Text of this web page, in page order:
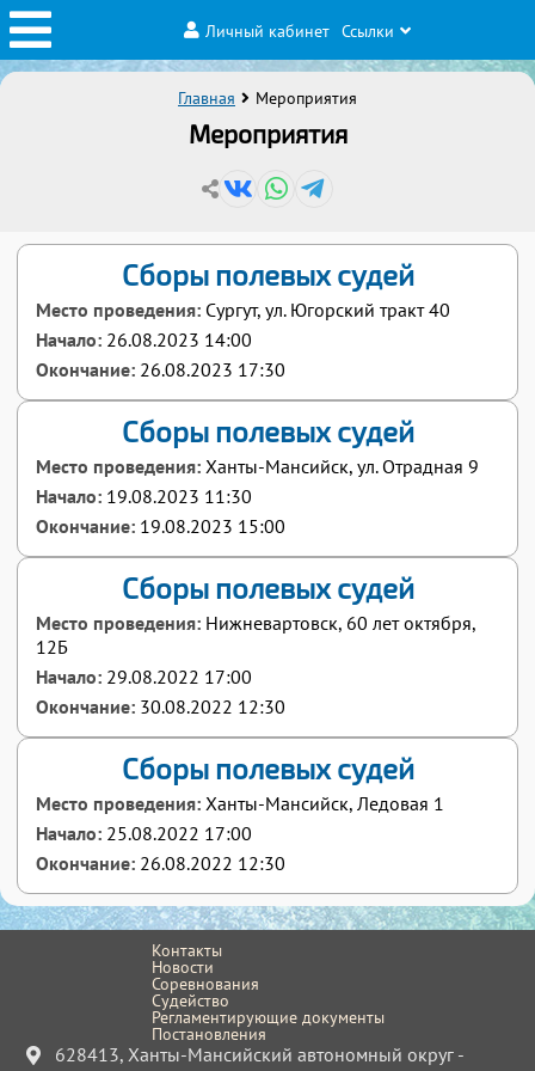
Личный кабинет Ссылки
Главная Мероприятия
Мероприятия
Сборы полевых судей
Место проведения: Сургут, ул. Югорский тракт 40
Начало: 26.08.2023 14:00
Окончание: 26.08.2023 17:30
Сборы полевых судей
Место проведения: Ханты-Мансийск, ул. Отрадная 9
Начало: 19.08.2023 11:30
Окончание: 19.08.2023 15:00
Сборы полевых судей
Место проведения: Нижневартовск, 60 лет октября,
12Б
Начало: 29.08.2022 17:00
Окончание: 30.08.2022 12:30
Сборы полевых судей
Место проведения: Ханты-Мансийск, Ледовая 1
Начало: 25.08.2022 17:00
Окончание: 26.08.2022 12:30
Контакты
Новости
Соревнования
Судейство
Регламентирующие документы
Постановления
628413, Ханты-Мансийский автономный округ -